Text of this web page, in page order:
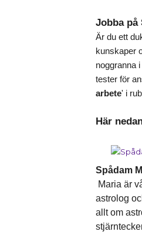
Jobba på
Är du ett
kunskaper
noggranna
tester för
arbete' i
Här
Spådam
Maria är
astrolog
allt om